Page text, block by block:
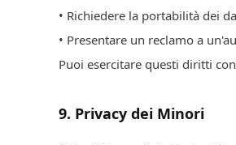
• Richiedere la portabilità dei
• Presentare un reclamo a
Puoi esercitare questi diritti
9. Privacy dei Minori